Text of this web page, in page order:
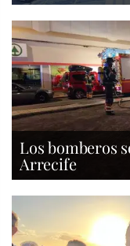
Los bomberos
Arrecife